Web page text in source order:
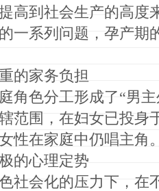
高到社会生产的高度
一系列问题，孕产期
的家务负担
角色分工形成了“男
范围，在妇女已投身
性在家庭中仍唱主角
的心理定势
社会化的压力下，在